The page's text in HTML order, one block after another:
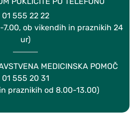
01 555 22 22
7.00, ob vikendih in praznikih 24
ur)
MEDICINSKA POMOČ
01 555 20 31
praznikih od 8.00-13.00)